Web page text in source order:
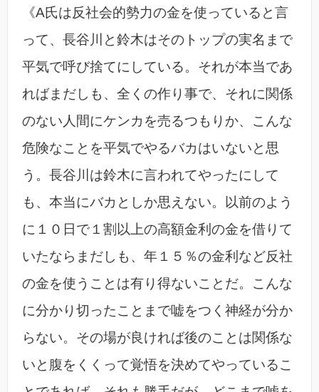
《A氏は反社会的勢力の金を使っていると言
って、長谷川と鈴木はそのトップの実名まで
平気で呼び捨てにしている。それが本当であ
ればまだしも、全くの作り事で、それに関係
のない人間にケンカを売るつもりか、こんな
危険なことを平気でやるバカはいないと思
う。長谷川は鈴木に言われてやったにして
も、本当にバカとしか思えない。以前のよう
に１０日で１割以上の高額金利の金を借りて
いたならまだしも、年１５％の金利など反社
の金を使うことは有り得ないことだ。こんな
に分かり切ったことまで嘘をつく神経が分か
らない。その場が良ければ後のことは関係な
いと腹をくくって覚悟を決めてやっているこ